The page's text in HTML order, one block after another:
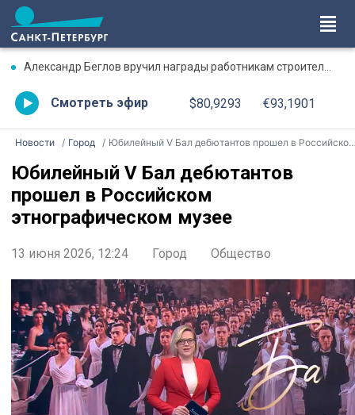
Александр Беглов вручил награды работникам строительного комплекса Петербурга в преддверии их профессионального праздника
Смотреть эфир $80,9293 €93,1901
Новости Город Юбилейный V Бал дебютантов прошел в Российском этнографическом музее
Юбилейный V Бал дебютантов
прошел в Российском
этнографическом музее
13 июня 2026, 12:24 Город Общество